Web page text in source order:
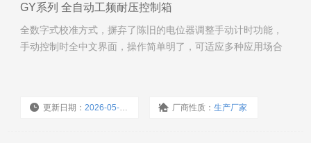
GY系列 全自动工频耐压控制箱
全数字式校准方式，摒弃了陈旧的电位器调整手动计时功能，
手动控制时全中文界面，操作简单明了，可适应多种应用场合
更新日期：2026-05-27 厂商性质：生产厂家